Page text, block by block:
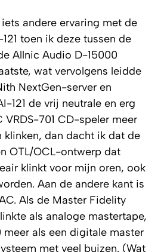
andere ervaring met de
toen ik deze tussen de
Allnic Audio D-15000
wat vervolgens leidde
NextGen-server en
121 de vrij neutrale en erg
VRDS-701 CD-speler meer
klinken, dan dacht ik dat de
OTL/OCL-ontwerp dat
klinkt voor mijn oren, ook
Aan de andere kant is
Als de Master Fidelity
als analoge mastertape,
als een digitale master
met veel buizen. (Wat